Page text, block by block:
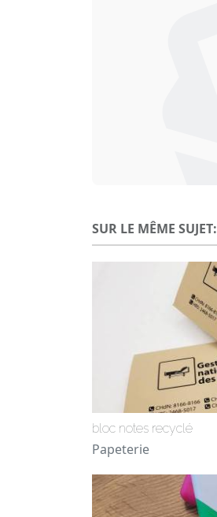
SUR LE MÊME SUJET:
bloc notes recyclé
Papeterie